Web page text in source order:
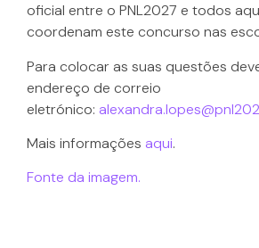
oficial entre o PNL2027 e todos
coordenam este concurso nas
Para colocar as suas questões
endereço de correio
eletrónico:
Mais informações aqui.
Fonte da imagem.